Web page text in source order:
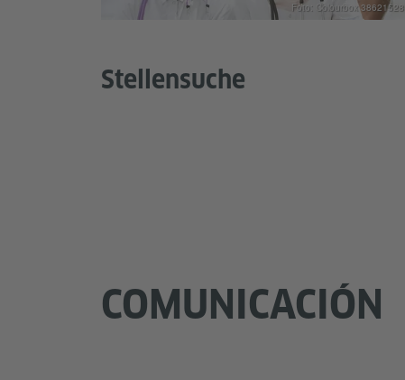
Stellensuche
Foto: Colourbox 38621528
COMUNICACIÓN